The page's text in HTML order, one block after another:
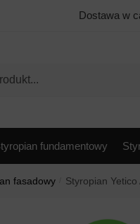
Dostawa w
fundamentowy
fasadowy Styropian Yetico